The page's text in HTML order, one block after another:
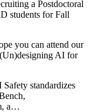
a Postdoctoral
students for Fall
you can attend our
AI for
standardizes
a…